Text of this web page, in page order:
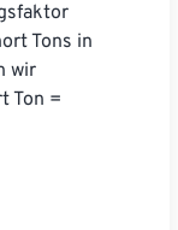
Tons in
wir
Ton =